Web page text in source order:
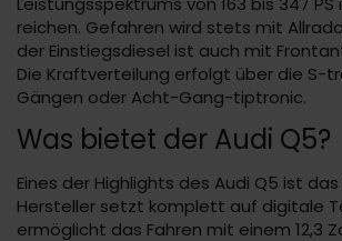
reichen. Gefahren wird stets mit
der Einstiegsdiesel ist auch mit
Die Kraftverteilung erfolgt über die S-
Gängen oder Acht-Gang-tiptronic.
Was bietet der Audi Q5?
Eines der Highlights des Audi Q5 ist
Hersteller setzt komplett auf digitale
ermöglicht das Fahren mit einem 12,3